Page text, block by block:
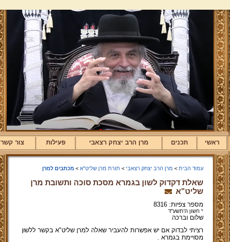
ראשי תכנים מרן הרב יצחק רצאבי פעילות צור קשר
עמוד הבית > מרן הרב יצחק רצאבי > תורת מרן שליט"א >מכתבים למרן
שאלת דקדוק לשון בגמרא מסכת סוכה ותשובת מרן
שליט"א
מספר צפיות: 8316
י' חשון ה'תשע''ד
שלום וברכה
רציתי לבדוק אם יש אפשרות להעביר שאלה למרן שליט"א בקשר ללשון
מסויימת בגמרא .